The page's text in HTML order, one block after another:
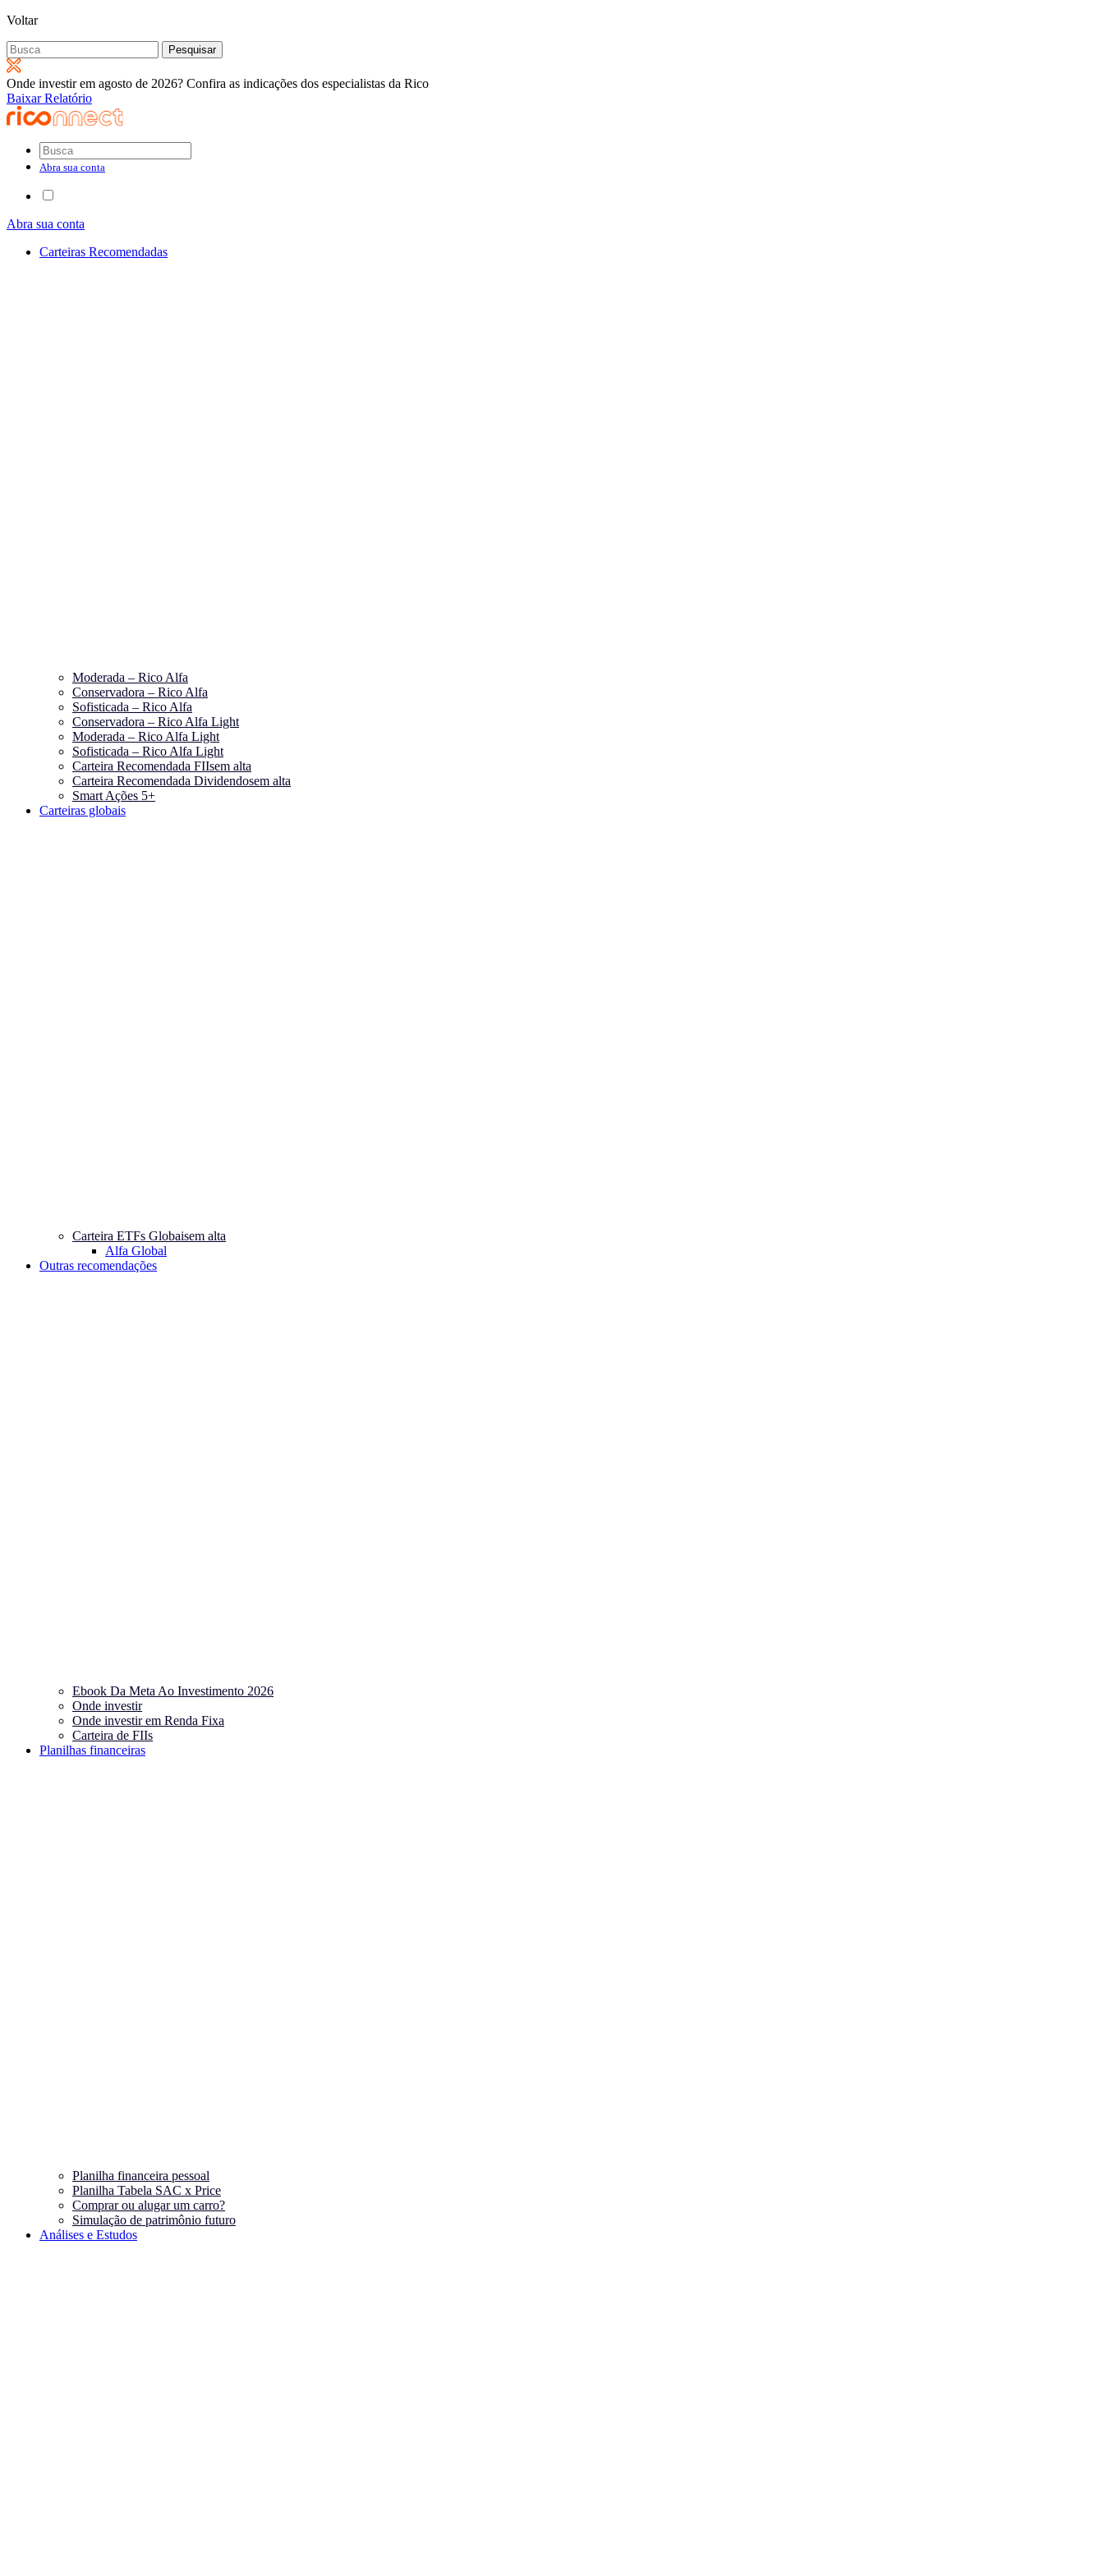
Voltar
Pesquisar
por:
Onde investir em agosto de 2026? Confira as indicações dos especialistas da Rico
Baixar Relatório
Abra sua conta
Abra sua conta
Carteiras Recomendadas
Moderada – Rico Alfa
Conservadora – Rico Alfa
Sofisticada – Rico Alfa
Conservadora – Rico Alfa Light
Moderada – Rico Alfa Light
Sofisticada – Rico Alfa Light
Carteira Recomendada FIIsem alta
Carteira Recomendada Dividendosem alta
Smart Ações 5+
Carteiras globais
Carteira ETFs Globaisem alta
Alfa Global
Outras recomendações
Ebook Da Meta Ao Investimento 2026
Onde investir
Onde investir em Renda Fixa
Carteira de FIIs
Planilhas financeiras
Planilha financeira pessoal
Planilha Tabela SAC x Price
Comprar ou alugar um carro?
Simulação de patrimônio futuro
Análises e Estudos